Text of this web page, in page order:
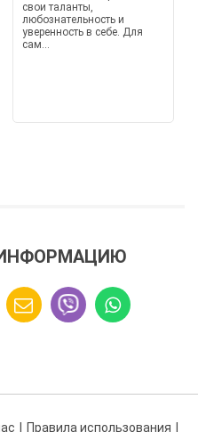
свои таланты,
любознательность и
уверенность в себе. Для
сам...
Правила использования